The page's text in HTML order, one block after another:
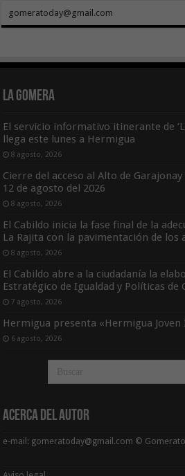
gomeratoday@gmail.com
La Gomera
El servicio informativo itinerante de
llega este lunes a Hermigua
8 agosto, 2026
Cierre del acceso al Alto de
12 de agosto del 2026
8 agosto, 2026
El Cabildo inicia la fase final de la
La Rajita con la pavimentación de los
8 agosto, 2026
El Cabildo abre a la ciudadanía la
Estratégico de Igualdad y Políticas de
7 agosto, 2026
Hermigua presenta «Hermigua Joven
6 agosto, 2026
Acerca del Autor
e-mail: gomeratoday@gmail.com ©